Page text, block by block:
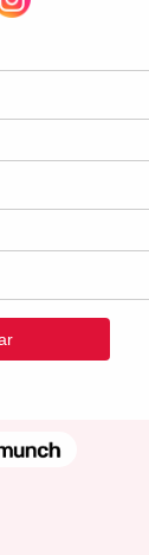
familiares.
y humano,
Primavera